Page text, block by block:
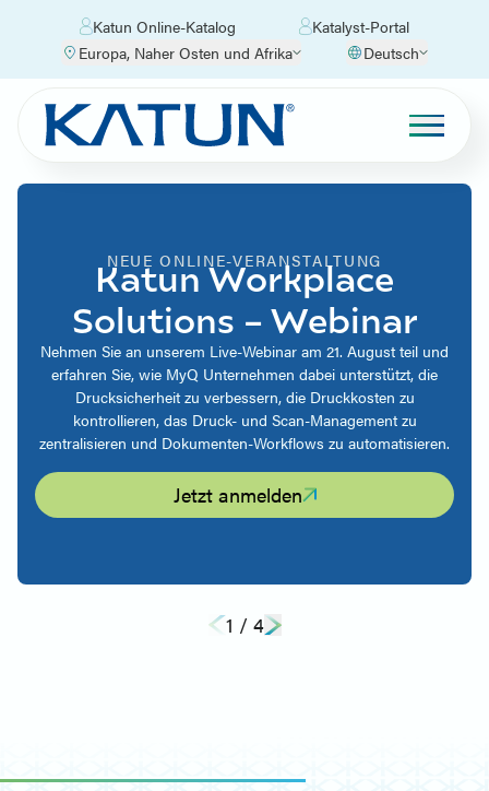
Katun Online-Katalog
Katalyst-Portal
Europa, Naher Osten und Afrika
Deutsch
NEUE ONLINE-VERANSTALTUNG
Katun Workplace
Solutions – Webinar
Nehmen Sie an unserem Live-Webinar am 21. August teil und
erfahren Sie, wie MyQ Unternehmen dabei unterstützt, die
Drucksicherheit zu verbessern, die Druckkosten zu
kontrollieren, das Druck- und Scan-Management zu
zentralisieren und Dokumenten-Workflows zu automatisieren.
Jetzt anmelden
1 / 4